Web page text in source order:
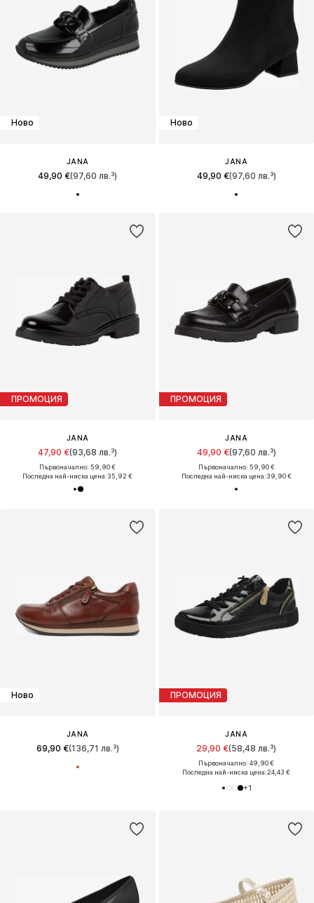
Ново
JANA
49,90 €(97,60 лв.³)
Ново
JANA
49,90 €(97,60 лв.³)
ПРОМОЦИЯ
JANA
47,90 €(93,68 лв.³)
Първоначално: 59,90 €
Последна най-ниска цена:35,92 €
ПРОМОЦИЯ
JANA
49,90 €(97,60 лв.³)
Първоначално: 59,90 €
Последна най-ниска цена:39,90 €
Ново
JANA
69,90 €(136,71 лв.³)
ПРОМОЦИЯ
JANA
29,90 €(58,48 лв.³)
Първоначално: 49,90 €
Последна най-ниска цена:24,43 €
+1